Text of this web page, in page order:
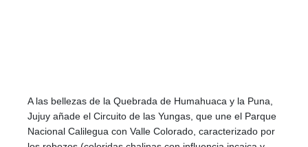
A las bellezas de la Quebrada de Humahuaca y la Puna,
Jujuy añade el Circuito de las Yungas, que une el Parque
Nacional Calilegua con Valle Colorado, caracterizado por